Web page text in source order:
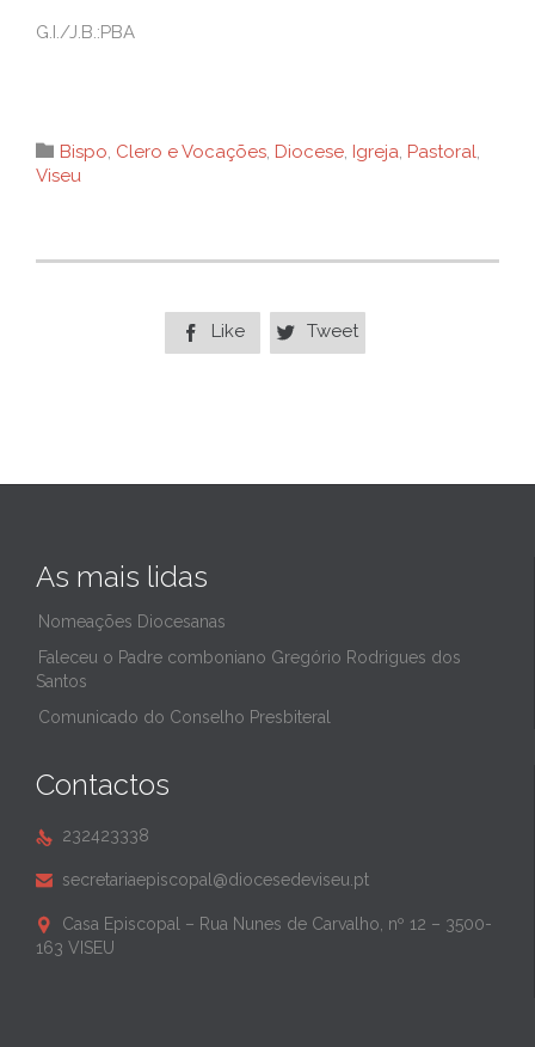
G.I./J.B.:PBA
 Category
Bispo, Clero e Vocações, Diocese, Igreja, Pastoral,
Viseu
 Like  Tweet
As mais lidas
Nomeações Diocesanas
Faleceu o Padre comboniano Gregório Rodrigues dos
Santos
Comunicado do Conselho Presbiteral
Contactos
 232423338
 secretariaepiscopal@diocesedeviseu.pt

Casa Episcopal – Rua Nunes de Carvalho, nº 12 – 3500-
163 VISEU